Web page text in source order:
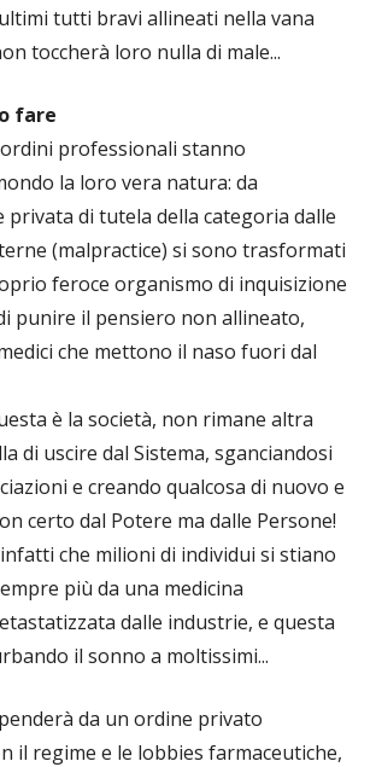
tutti bravi allineati nella vana
toccherà loro nulla di male...
fare
professionali stanno
la loro vera natura: da
privata di tutela della categoria dalle
(malpractice) si sono trasformati
feroce organismo di inquisizione
punire il pensiero non allineato,
che mettono il naso fuori dal
è la società, non rimane altra
di uscire dal Sistema, sganciandosi
e creando qualcosa di nuovo e
certo dal Potere ma dalle Persone!
che milioni di individui si stiano
più da una medicina
dalle industrie, e questa
il sonno a moltissimi...
da un ordine privato
il regime e le lobbies farmaceutiche,